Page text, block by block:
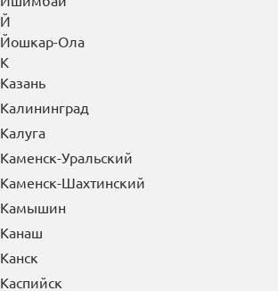
Ишим
Ишимбай
Й
Йошкар-Ола
К
Казань
Калининград
Калуга
Каменск-Уральский
Каменск-Шахтинский
Камышин
Канаш